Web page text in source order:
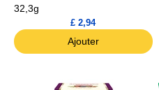
32,3g
£ 2,94
Ajouter